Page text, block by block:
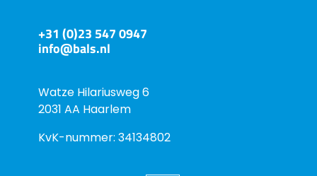
+31 (0)23 547 0947
info@bals.nl
Watze Hilariusweg 6
2031 AA Haarlem
KvK-nummer: 34134802